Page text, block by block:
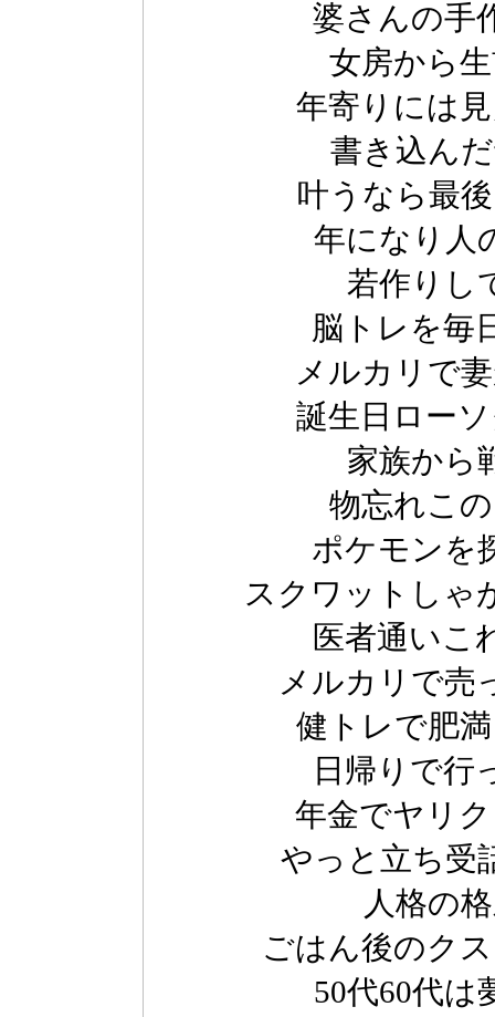
婆さんの手
女房から
年寄りには
書き込ん
叶うなら最
年になり人
若作りし
脳トレを毎
メルカリで
誕生日ロー
家族から
物忘れこ
ポケモンを
スクワットしゃ
医者通いこ
メルカリで売
健トレで肥
日帰りで行
年金でヤリ
やっと立ち受
人格の
ごはん後のク
50代60代は